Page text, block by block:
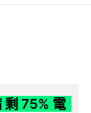
剩 75% 電